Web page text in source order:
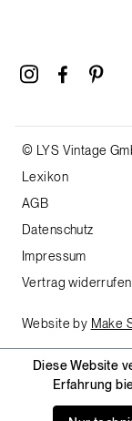
© LYS Vintage
Lexikon
AGB
Datenschutz
Impressum
Vertrag widerrufen
Website by Make
Diese Website
Erfahrung